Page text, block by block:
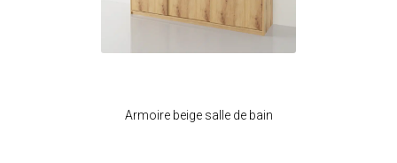
Armoire beige salle de bain